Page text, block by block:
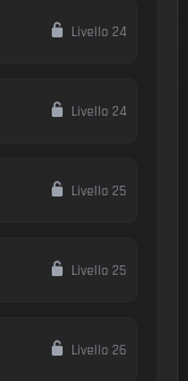
Livello 24
Livello 24
Livello 25
Livello 25
Livello 26